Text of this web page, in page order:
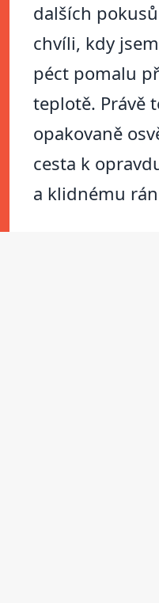
dalších
chvíli, kdy
péct pomalu
teplotě. Právě
opakovaně
cesta k
a klidnému